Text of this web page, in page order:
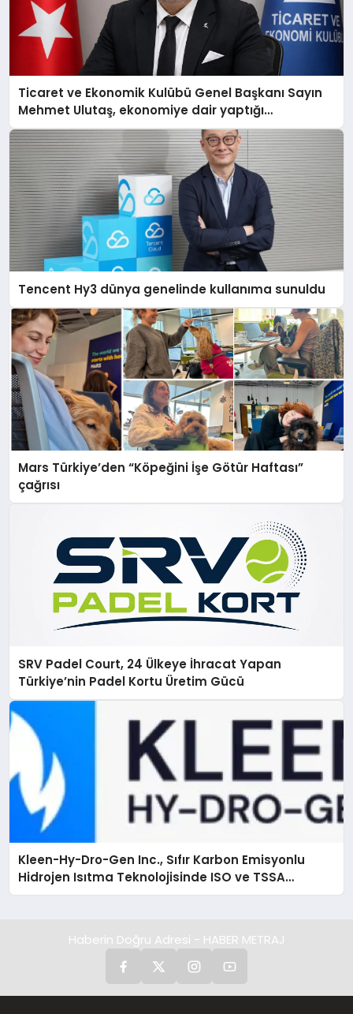
Ticaret ve Ekonomik Kulübü Genel Başkanı Sayın
Mehmet Ulutaş, ekonomiye dair yaptığı
açıklamada şunları kaydetti:
Tencent Hy3 dünya genelinde kullanıma sunuldu
Mars Türkiye’den “Köpeğini İşe Götür Haftası”
çağrısı
SRV Padel Court, 24 Ülkeye İhracat Yapan
Türkiye’nin Padel Kortu Üretim Gücü
Kleen-Hy-Dro-Gen Inc., Sıfır Karbon Emisyonlu
Hidrojen Isıtma Teknolojisinde ISO ve TSSA
Düzenleyici Onaylarını Aldı
Haberin Doğru Adresi - HABER METRAJ